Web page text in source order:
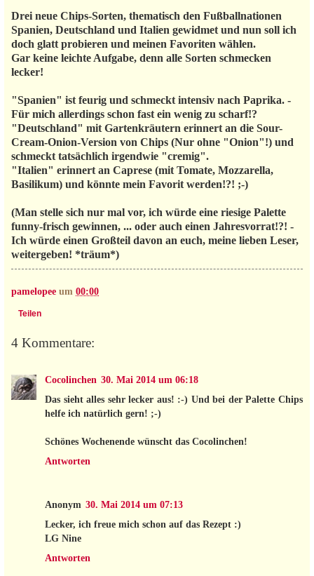
Drei neue Chips-Sorten, thematisch den Fußballnationen
Spanien, Deutschland und Italien gewidmet und nun soll ich
doch glatt probieren und meinen Favoriten wählen.
Gar keine leichte Aufgabe, denn alle Sorten schmecken
lecker!
"Spanien" ist feurig und schmeckt intensiv nach Paprika. -
Für mich allerdings schon fast ein wenig zu scharf!?
"Deutschland" mit Gartenkräutern erinnert an die Sour-
Cream-Onion-Version von Chips (Nur ohne "Onion"!) und
schmeckt tatsächlich irgendwie "cremig".
"Italien" erinnert an Caprese (mit Tomate, Mozzarella,
Basilikum) und könnte mein Favorit werden!?! ;-)
(Man stelle sich nur mal vor, ich würde eine riesige Palette
funny-frisch gewinnen, ... oder auch einen Jahresvorrat!?! -
Ich würde einen Großteil davon an euch, meine lieben Leser,
weitergeben! *träum*)
pamelopee um 00:00
Teilen
4 Kommentare:
Cocolinchen 30. Mai 2014 um 06:18
Das sieht alles sehr lecker aus! :-) Und bei der Palette Chips
helfe ich natürlich gern! ;-)
Schönes Wochenende wünscht das Cocolinchen!
Antworten
Anonym 30. Mai 2014 um 07:13
Lecker, ich freue mich schon auf das Rezept :)
LG Nine
Antworten